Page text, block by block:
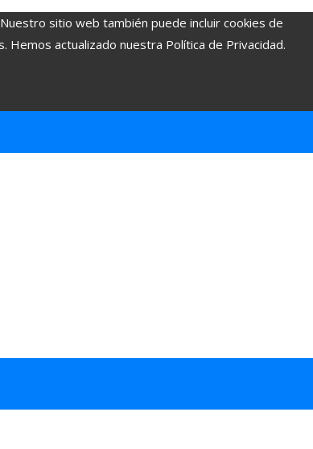
sitio web también puede incluir cookies de
actualizado nuestra Política de Privacidad.